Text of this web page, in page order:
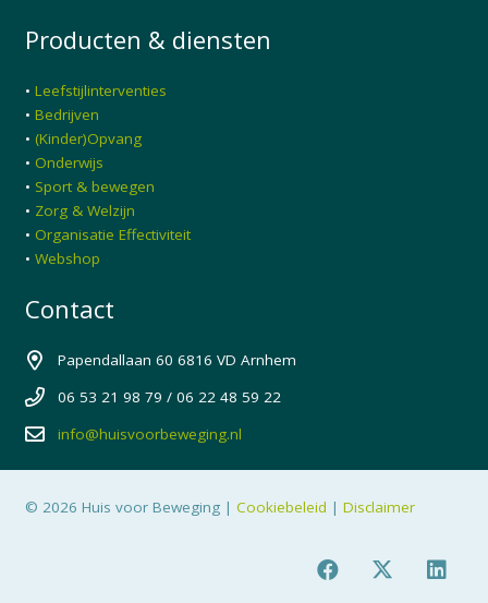
Producten & diensten
• Leefstijlinterventies
• Bedrijven
• (Kinder)Opvang
• Onderwijs
• Sport & bewegen
• Zorg & Welzijn
• Organisatie Effectiviteit
• Webshop
Contact
Papendallaan 60 6816 VD Arnhem
06 53 21 98 79 / 06 22 48 59 22
info@huisvoorbeweging.nl
© 2026 Huis voor Beweging | Cookiebeleid | Disclaimer